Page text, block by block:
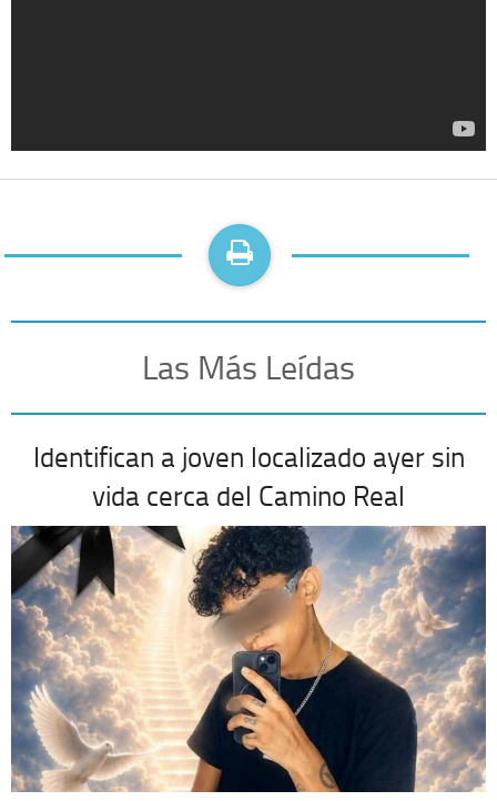
Las Más Leídas
Identifican a joven localizado ayer sin
vida cerca del Camino Real